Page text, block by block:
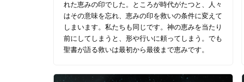
れた恵みの印でした。ところが時代がたつと、人々
はその意味を忘れ、恵みの印を救いの条件に変えて
しまいます。私たちも同じです。神の恵みを当たり
前にしてしまうと、形や行いに頼ってしまう。でも
聖書が語る救いは最初から最後まで恵みです。